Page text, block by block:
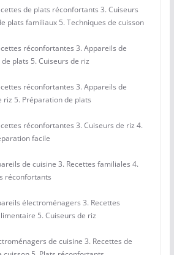
de plats réconfortants 3. Cuiseurs
plats familiaux 5. Techniques de cuisson
réconfortantes 3. Appareils de
plats 5. Cuiseurs de riz
réconfortantes 3. Appareils de
riz 5. Préparation de plats
réconfortantes 3. Cuiseurs de riz 4.
facile
de cuisine 3. Recettes familiales 4.
réconfortants
électroménagers 3. Recettes
5. Cuiseurs de riz
de cuisine 3. Recettes de